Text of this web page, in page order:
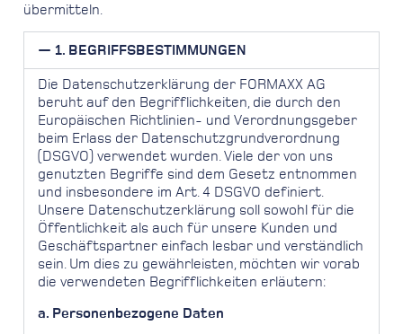
übermitteln.
1. BEGRIFFSBESTIMMUNGEN
Die Datenschutzerklärung der FORMAXX AG
beruht auf den Begrifflichkeiten, die durch den
Europäischen Richtlinien- und Verordnungsgeber
beim Erlass der Datenschutzgrundverordnung
(DSGVO) verwendet wurden. Viele der von uns
genutzten Begriffe sind dem Gesetz entnommen
und insbesondere im Art. 4 DSGVO definiert.
Unsere Datenschutzerklärung soll sowohl für die
Öffentlichkeit als auch für unsere Kunden und
Geschäftspartner einfach lesbar und verständlich
sein. Um dies zu gewährleisten, möchten wir vorab
die verwendeten Begrifflichkeiten erläutern:
a. Personenbezogene Daten